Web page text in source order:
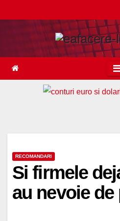
to
RECOMANDARI
Si firmele
au nevoie